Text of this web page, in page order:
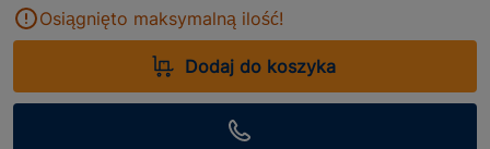
Osiągnięto maksymalną ilość!
Dodaj do koszyka